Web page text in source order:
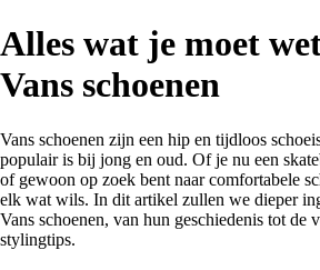
Alles wat je moet
Vans schoenen
Vans schoenen zijn een hip en tijdloos
populair is bij jong en oud. Of je nu een
of gewoon op zoek bent naar comfortabele
elk wat wils. In dit artikel zullen we dieper
Vans schoenen, van hun geschiedenis tot de
stylingtips.